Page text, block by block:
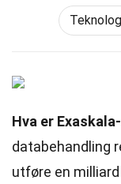
Hva er
databehandling
utføre en